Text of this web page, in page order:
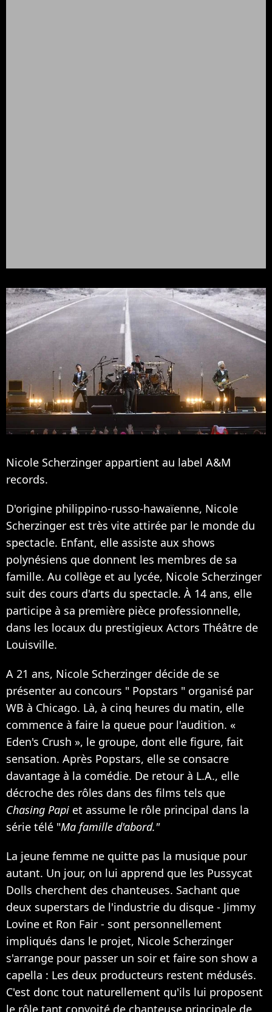
Nicole Scherzinger appartient au label A&M
records.
D'origine philippino-russo-hawaïenne, Nicole
Scherzinger est très vite attirée par le monde du
spectacle. Enfant, elle assiste aux shows
polynésiens que donnent les membres de sa
famille. Au collège et au lycée, Nicole Scherzinger
suit des cours d'arts du spectacle. À 14 ans, elle
participe à sa première pièce professionnelle,
dans les locaux du prestigieux Actors Théâtre de
Louisville.
A 21 ans, Nicole Scherzinger décide de se
présenter au concours " Popstars " organisé par
WB à Chicago. Là, à cinq heures du matin, elle
commence à faire la queue pour l'audition. «
Eden's Crush », le groupe, dont elle figure, fait
sensation. Après Popstars, elle se consacre
davantage à la comédie. De retour à L.A., elle
décroche des rôles dans des films tels que
Chasing Papi et assume le rôle principal dans la
série télé "Ma famille d'abord."
La jeune femme ne quitte pas la musique pour
autant. Un jour, on lui apprend que les Pussycat
Dolls cherchent des chanteuses. Sachant que
deux superstars de l'industrie du disque - Jimmy
Lovine et Ron Fair - sont personnellement
impliqués dans le projet, Nicole Scherzinger
s'arrange pour passer un soir et faire son show a
capella : Les deux producteurs restent médusés.
C'est donc tout naturellement qu'ils lui proposent
le rôle tant convoité de chanteuse principale de